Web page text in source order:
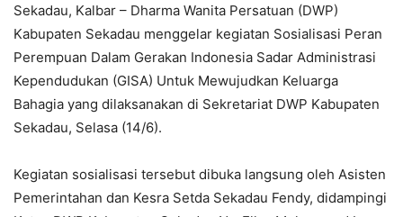
Sekadau, Kalbar – Dharma Wanita Persatuan (DWP)
Kabupaten Sekadau menggelar kegiatan Sosialisasi Peran
Perempuan Dalam Gerakan Indonesia Sadar Administrasi
Kependudukan (GISA) Untuk Mewujudkan Keluarga
Bahagia yang dilaksanakan di Sekretariat DWP Kabupaten
Sekadau, Selasa (14/6).
Kegiatan sosialisasi tersebut dibuka langsung oleh Asisten
Pemerintahan dan Kesra Setda Sekadau Fendy, didampingi